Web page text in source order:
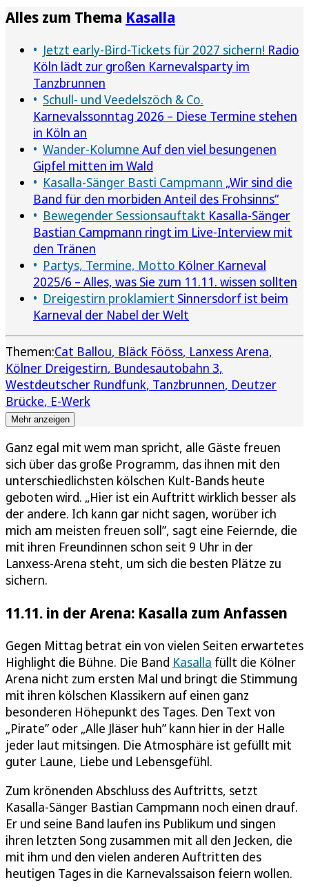
Alles zum Thema Kasalla
Jetzt early-Bird-Tickets für 2027 sichern! Radio
Köln lädt zur großen Karnevalsparty im
Tanzbrunnen
Schull- und Veedelszöch & Co.
Karnevalssonntag 2026 – Diese Termine stehen
in Köln an
Wander-Kolumne Auf den viel besungenen
Gipfel mitten im Wald
Kasalla-Sänger Basti Campmann „Wir sind die
Band für den morbiden Anteil des Frohsinns“
Bewegender Sessionsauftakt Kasalla-Sänger
Bastian Campmann ringt im Live-Interview mit
den Tränen
Partys, Termine, Motto Kölner Karneval
2025/6 – Alles, was Sie zum 11.11. wissen sollten
Dreigestirn proklamiert Sinnersdorf ist beim
Karneval der Nabel der Welt
Themen:Cat Ballou Bläck Fööss Lanxess Arena
Kölner Dreigestirn Bundesautobahn 3
Westdeutscher Rundfunk Tanzbrunnen Deutzer
Brücke E-Werk
Mehr anzeigen
Ganz egal mit wem man spricht, alle Gäste freuen
sich über das große Programm, das ihnen mit den
unterschiedlichsten kölschen Kult-Bands heute
geboten wird. „Hier ist ein Auftritt wirklich besser als
der andere. Ich kann gar nicht sagen, worüber ich
mich am meisten freuen soll”, sagt eine Feiernde, die
mit ihren Freundinnen schon seit 9 Uhr in der
Lanxess-Arena steht, um sich die besten Plätze zu
sichern.
11.11. in der Arena: Kasalla zum Anfassen
Gegen Mittag betrat ein von vielen Seiten erwartetes
Highlight die Bühne. Die Band Kasalla füllt die Kölner
Arena nicht zum ersten Mal und bringt die Stimmung
mit ihren kölschen Klassikern auf einen ganz
besonderen Höhepunkt des Tages. Den Text von
„Pirate” oder „Alle Jläser huh” kann hier in der Halle
jeder laut mitsingen. Die Atmosphäre ist gefüllt mit
guter Laune, Liebe und Lebensgefühl.
Zum krönenden Abschluss des Auftritts, setzt
Kasalla-Sänger Bastian Campmann noch einen drauf.
Er und seine Band laufen ins Publikum und singen
ihren letzten Song zusammen mit all den Jecken, die
mit ihm und den vielen anderen Auftritten des
heutigen Tages in die Karnevalssaison feiern wollen.